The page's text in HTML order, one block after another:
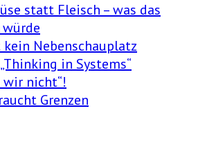
statt Fleisch – was das
Nebenschauplatz
in Systems“
wir nicht“!
Grenzen